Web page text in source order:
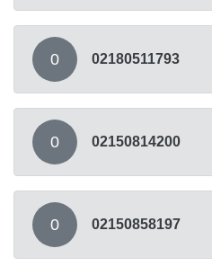
0 02180511793
0 02150814200
0 02150858197